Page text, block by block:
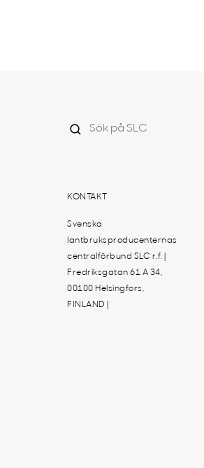
KONTAKT
Svenska
lantbruksproducenternas
centralförbund SLC r.f. |
Fredriksgatan 61 A 34,
00100 Helsingfors,
FINLAND |